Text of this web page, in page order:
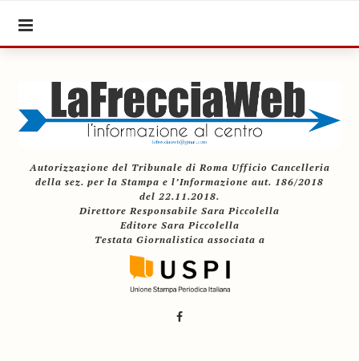
Autorizzazione del Tribunale di Roma Ufficio Cancelleria
della sez. per la Stampa e l’Informazione aut. 186/2018
del 22.11.2018.
Direttore Responsabile Sara Piccolella
Editore Sara Piccolella
Testata Giornalistica associata a